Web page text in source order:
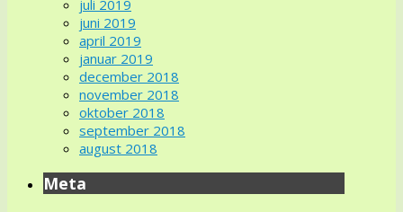
juli 2019
juni 2019
april 2019
januar 2019
december 2018
november 2018
oktober 2018
september 2018
august 2018
Meta